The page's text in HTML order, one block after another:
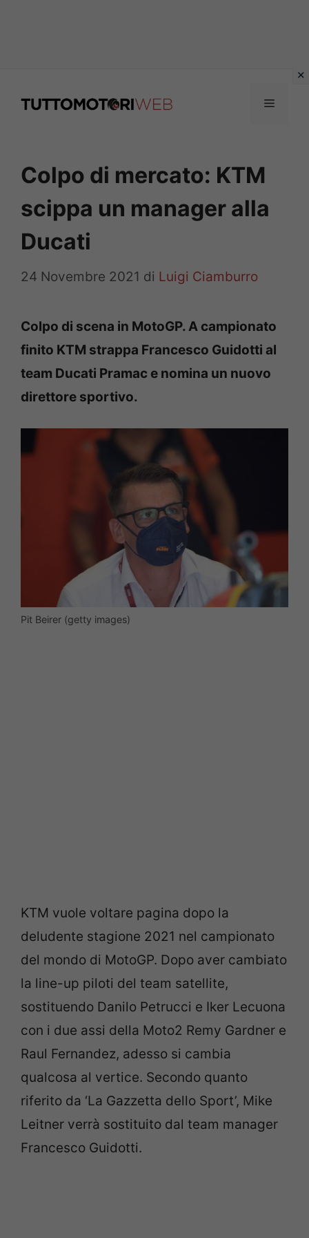
Menu
Colpo di mercato: KTM
scippa un manager alla
Ducati
24 Novembre 2021 di Luigi Ciamburro
Colpo di scena in MotoGP. A campionato
finito KTM strappa Francesco Guidotti al
team Ducati Pramac e nomina un nuovo
direttore sportivo.
Pit Beirer (getty images)
KTM vuole voltare pagina dopo la
deludente stagione 2021 nel campionato
del mondo di MotoGP. Dopo aver cambiato
la line-up piloti del team satellite,
sostituendo Danilo Petrucci e Iker Lecuona
con i due assi della Moto2 Remy Gardner e
Raul Fernandez, adesso si cambia
qualcosa al vertice. Secondo quanto
riferito da ‘La Gazzetta dello Sport’, Mike
Leitner verrà sostituito dal team manager
Francesco Guidotti.